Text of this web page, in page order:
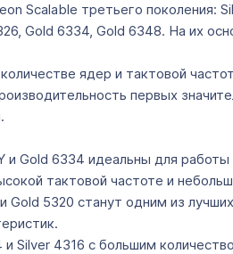
Scalable третьего поколения:
Gold 6334, Gold 6348. На их
ядер и тактовой
первых
и Gold 6334 идеальны для
тактовой частоте и
Gold 5320 станут одним из
Silver 4316 с большим